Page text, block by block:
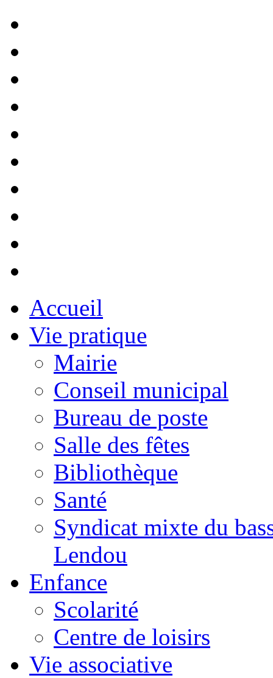
Accueil
Vie pratique
Mairie
Conseil municipal
Bureau de poste
Salle des fêtes
Bibliothèque
Santé
Syndicat mixte du
Lendou
Enfance
Scolarité
Centre de loisirs
Vie associative